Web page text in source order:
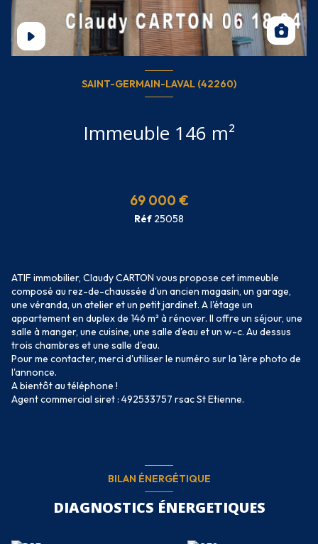
SAINT-GERMAIN-LAVAL (42260)
Immeuble 146 m²
69 000 €
Réf 25058
ATIF immobilier, Claudy CARTON vous propose cet immeuble
composé au rez-de-chaussée d'un ancien magasin, un garage,
une véranda, un atelier et un petit jardinet. A l'étage un
appartement en duplex de 146 m² à rénover. Il offre un séjour, une
salle à manger, une cuisine, une salle d'eau et un w-c. Au dessus
trois chambres et une salle d'eau.
Pour me contacter, merci d'utiliser le numéro sur la 1ère photo de
l'annonce.
A bientôt au téléphone !
Agent commercial siret : 492533757 rsac St Etienne.
BILAN ÉNERGÉTIQUE
DIAGNOSTICS ÉNERGETIQUES